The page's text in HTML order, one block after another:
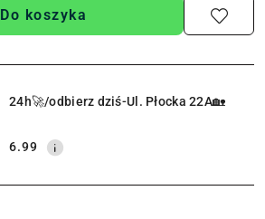
Do koszyka
24h🚀/odbierz dziś-Ul. Płocka 22A🏡
6.99